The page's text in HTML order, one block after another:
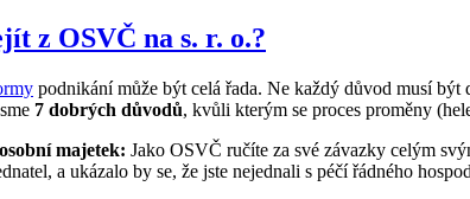
z OSVČ na s. r. o.?
podnikání může být celá řada. Ne každý důvod musí
7 dobrých důvodů, kvůli kterým se proces proměny
majetek: Jako OSVČ ručíte za své závazky celým
a ukázalo by se, že jste nejednali s péčí řádného